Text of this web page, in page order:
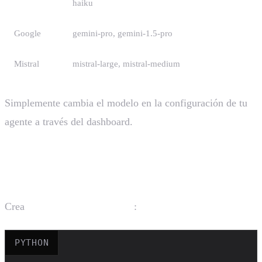
haiku
Google gemini-pro, gemini-1.5-pro
Mistral mistral-large, mistral-medium
Simplemente cambia el modelo en la configuración de tu
agente a través del dashboard.
Crea :
PYTHON